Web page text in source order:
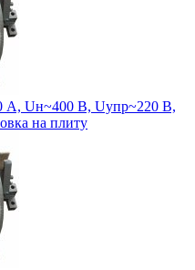
А, Uн~400 В, Uупр~220 В,
на плиту